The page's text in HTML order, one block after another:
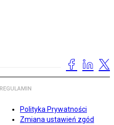
REGULAMIN
Polityka Prywatności
Zmiana ustawień zgód